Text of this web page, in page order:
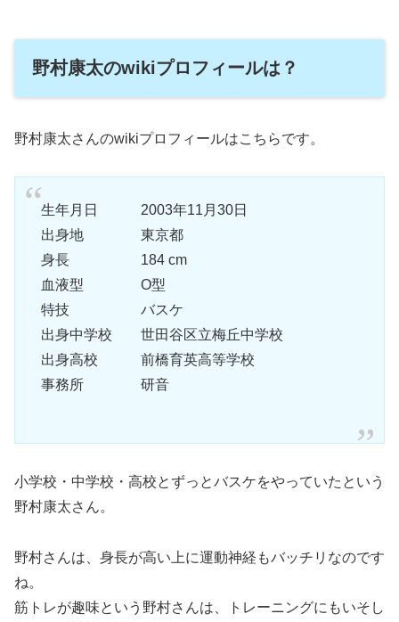
野村康太のwikiプロフィールは？
野村康太さんのwikiプロフィールはこちらです。
生年月日 2003年11月30日
出身地 東京都
身長 184 cm
血液型 O型
特技 バスケ
出身中学校 世田谷区立梅丘中学校
出身高校 前橋育英高等学校
事務所 研音
小学校・中学校・高校とずっとバスケをやっていたという
野村康太さん。
野村さんは、身長が高い上に運動神経もバッチリなのです
ね。
筋トレが趣味という野村さんは、トレーニングにもいそし